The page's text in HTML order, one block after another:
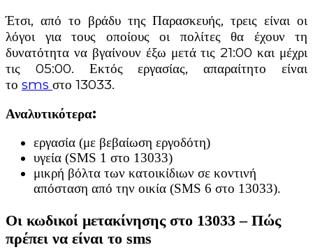
Έτσι, από το βράδυ της Παρασκευής, τρεις είναι οι
λόγοι για τους οποίους οι πολίτες θα έχουν τη
δυνατότητα να βγαίνουν έξω μετά τις 21:00 και μέχρι
τις 05:00. Εκτός εργασίας, απαραίτητο είναι
το sms στο 13033.
Αναλυτικότερα:
εργασία (με βεβαίωση εργοδότη)
υγεία (SMS 1 στο 13033)
μικρή βόλτα των κατοικίδιων σε κοντινή
απόσταση από την οικία (SMS 6 στο 13033).
Οι κωδικοί μετακίνησης στο 13033 – Πώς
πρέπει να είναι το sms